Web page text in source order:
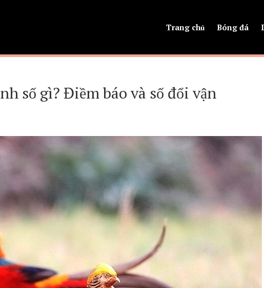
Trang chủ Bóng đá
số gì? Điềm báo và số đổi vận